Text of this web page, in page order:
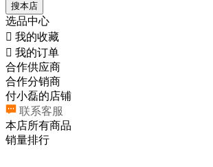
搜本店
选品中心
 我的收藏
 我的订单
合作供应商
合作分销商
付小磊的店铺
联系客服
本店所有商品
销量排行